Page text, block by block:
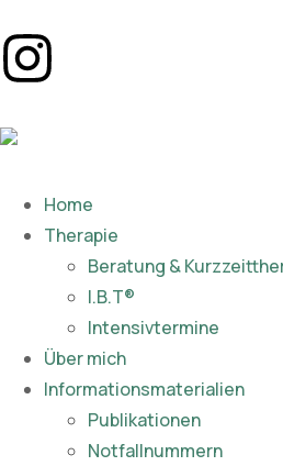
Home
Therapie
Beratung &
I.B.T®
Intensivtermine
Über mich
Informationsmaterialien
Publikationen​
Notfallnummern